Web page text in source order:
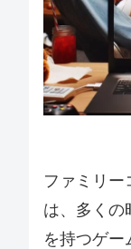
ファミリー
は、多くの
を持つゲー